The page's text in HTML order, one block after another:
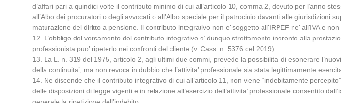
d’affari pari a quindici volte il contributo minimo di cui all’articolo 10, comma 2, dovuto per l’anno
all’Albo dei procuratori o degli avvocati o all’Albo speciale per il patrocinio davanti alle giurisdizioni
maturazione del diritto a pensione. Il contributo integrativo non e’ soggetto all’IRPEF ne’ all’IVA e
12. L’obbligo del versamento del contributo integrativo e’ dunque strettamente inerente alla
professionista puo’ ripeterlo nei confronti del cliente (v. Cass. n. 5376 del 2019).
13. La L. n. 319 del 1975, articolo 2, agli ultimi due commi, prevede la possibilita’ di esonerare
della continuita’, ma non revoca in dubbio che l’attivita’ professionale sia stata legittimamente
14. Ne discende che il contributo integrativo di cui all’articolo 11, non viene “indebitamente
delle disposizioni di legge vigenti e in relazione all’esercizio dell’attivita’ professionale consentito